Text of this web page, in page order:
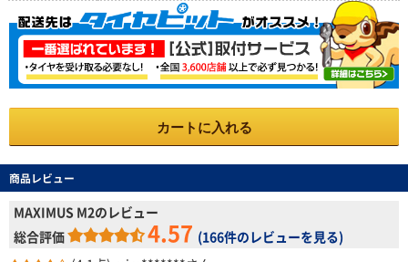
カートに入れる
商品レビュー
MAXIMUS M2のレビュー
総合評価
4.57 (166件のレビューを見る)